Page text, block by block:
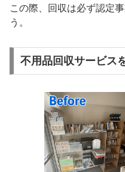
この際、回収は必ず認定
う。
不用品回収サービス